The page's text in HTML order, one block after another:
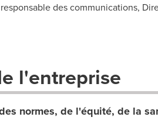
des communications,
l'entreprise
normes, de l'équité, de la